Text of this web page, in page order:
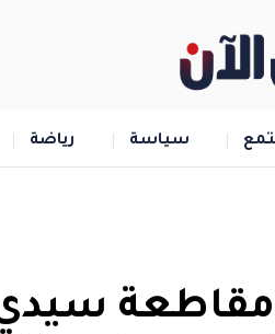
سياسة رياضة